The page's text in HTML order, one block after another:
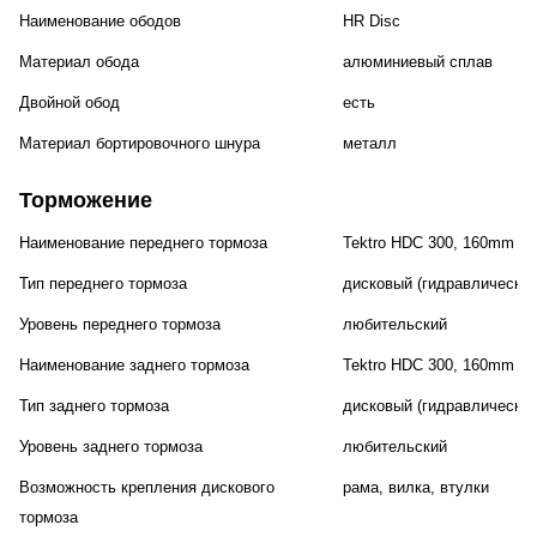
Наименование ободов HR Disc
Материал обода алюминиевый сплав
Двойной обод есть
Материал бортировочного шнура металл
Торможение
Наименование переднего тормоза Tektro HDC 300, 160mm
Тип переднего тормоза дисковый
Уровень переднего тормоза любительский
Наименование заднего тормоза Tektro HDC 300, 160mm
Тип заднего тормоза дисковый
Уровень заднего тормоза любительский
Возможность крепления дискового
тормоза
рама, вилка, втулки